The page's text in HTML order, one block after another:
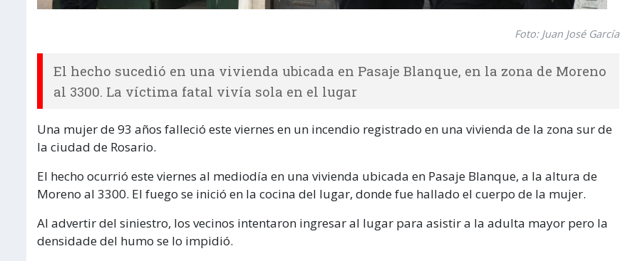
Foto: Juan José García
El hecho sucedió en una vivienda ubicada en Pasaje Blanque, en la zona de Moreno
al 3300. La víctima fatal vivía sola en el lugar
Una mujer de 93 años falleció este viernes en un incendio registrado en una vivienda de la zona sur de
la ciudad de Rosario.
El hecho ocurrió este viernes al mediodía en una vivienda ubicada en Pasaje Blanque, a la altura de
Moreno al 3300. El fuego se inició en la cocina del lugar, donde fue hallado el cuerpo de la mujer.
Al advertir del siniestro, los vecinos intentaron ingresar al lugar para asistir a la adulta mayor pero la
densidade del humo se lo impidió.